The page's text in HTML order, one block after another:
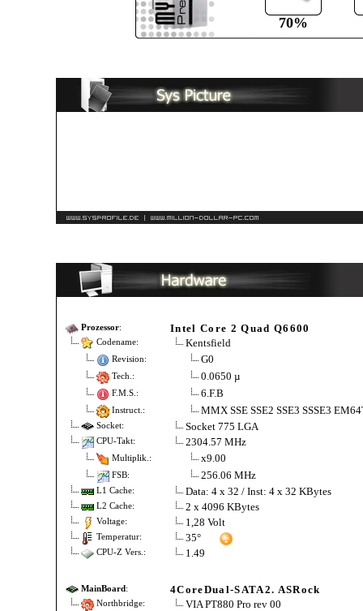
70%
Prozessor: Intel Core 2 Quad Q6600
Codename: Kentsfield
Revision: G0
Tech.: 0.0650 µ
F.M.S.: 6.F.B
Instruct.: MMX SSE SSE2 SSE3 SSSE3
Socket: Socket 775 LGA
CPU-Takt: 2304.57 MHz
Multiplik.: x9.00
FSB: 256.06 MHz
L1 Cache: Data: 4 x 32 / Inst: 4 x 32 KBytes
L2 Cache: 2 x 4096 KBytes
Voltage: 1,28 Volt
Temperatur: 35°
CPU-Z Vers.: 1.49
MainBoard: 4CoreDual-SATA2. ASRock
Northbridge: VIA PT880 Pro rev 00